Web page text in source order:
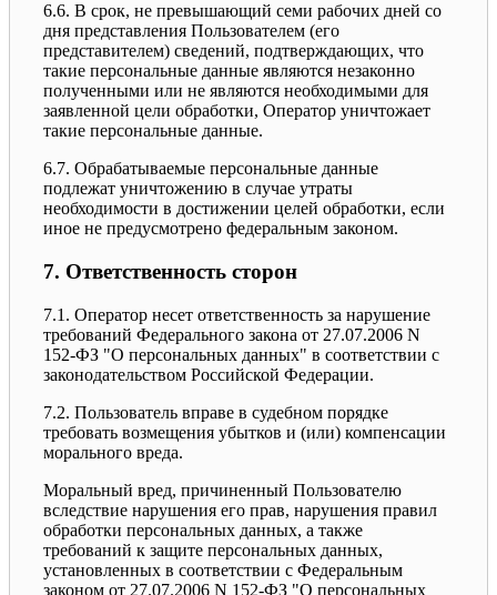
6.6. В срок, не превышающий семи рабочих дней со
дня представления Пользователем (его
представителем) сведений, подтверждающих, что
такие персональные данные являются незаконно
полученными или не являются необходимыми для
заявленной цели обработки, Оператор уничтожает
такие персональные данные.
6.7. Обрабатываемые персональные данные
подлежат уничтожению в случае утраты
необходимости в достижении целей обработки, если
иное не предусмотрено федеральным законом.
7. Ответственность сторон
7.1. Оператор несет ответственность за нарушение
требований Федерального закона от 27.07.2006 N
152-ФЗ "О персональных данных" в соответствии с
законодательством Российской Федерации.
7.2. Пользователь вправе в судебном порядке
требовать возмещения убытков и (или) компенсации
морального вреда.
Моральный вред, причиненный Пользователю
вследствие нарушения его прав, нарушения правил
обработки персональных данных, а также
требований к защите персональных данных,
установленных в соответствии с Федеральным
законом от 27.07.2006 N 152-ФЗ "О персональных